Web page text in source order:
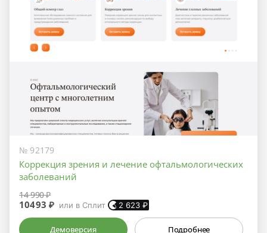
№ 92179
Коррекция зрения и лечение офтальмологических
заболеваний
14 990 ₽
10493 ₽ или в Сплит 2 623 ₽
Демоверсия Подробнее